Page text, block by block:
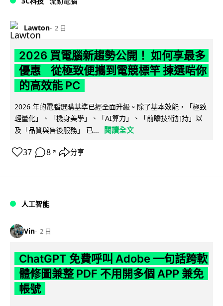
Lawton 2 日
2026 買電腦新趨勢公開！ 如何享最多
優惠 從極致便攜到電競標竿 揀選啱你
的高效能 PC
2026 年的電腦選購基準已經全面升級。除了基本效能，「極致
輕量化」、「機身美學」、「AI算力」、「前瞻技術加持」以
及「品質與售後服務」 已...
閱讀全文
37 8 ↗ 分享
人工智能
Vin 2 日
ChatGPT 免費呼叫 Adobe 一句話跨軟
體修圖兼整 PDF 不用開多個 APP 兼免
帳號